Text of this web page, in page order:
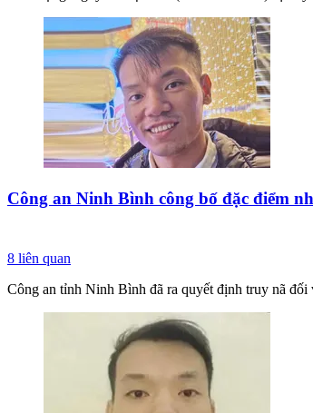
Công an Ninh Bình công bố đặc điểm
8 liên quan
Công an tỉnh Ninh Bình đã ra quyết định truy nã